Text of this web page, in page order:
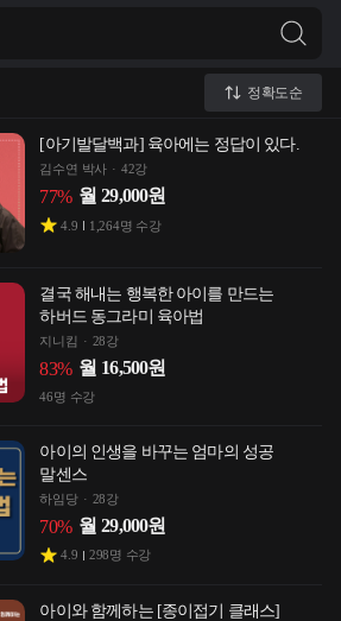
정확도순
[아기발달백과] 육아에는 정답이 있다.
김수연 박사 42강
77% 월 29,000원
4.9 1,264명 수강
결국 해내는 행복한 아이를 만드는
하버드 동그라미 육아법
지니킴 28강
83% 월 16,500원
46명 수강
아이의 인생을 바꾸는 엄마의 성공
말센스
하임당 28강
70% 월 29,000원
4.9 298명 수강
아이와 함께하는 [종이접기 클래스]